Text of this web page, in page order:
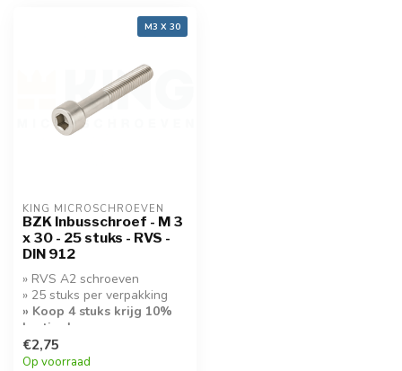
M3 X 30
KING MICROSCHROEVEN
BZK Inbusschroef - M 3
x 30 - 25 stuks - RVS -
DIN 912
» RVS A2 schroeven
» 25 stuks per verpakking
» Koop 4 stuks krijg 10%
korting!
€2,75
Op voorraad